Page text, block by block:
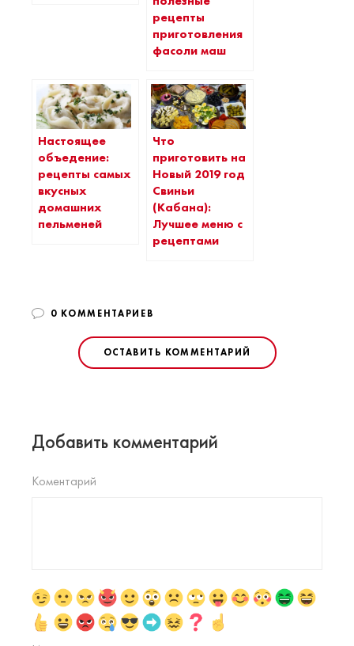
рецепты
приготовления
фасоли маш
Настоящее
объедение:
рецепты самых
вкусных
домашних
пельменей
Что
приготовить на
Новый 2019 год
Свиньи
(Кабана):
Лучшее меню с
рецептами
0 КОММЕНТАРИЕВ
ОСТАВИТЬ КОММЕНТАРИЙ
Добавить комментарий
Коментарий